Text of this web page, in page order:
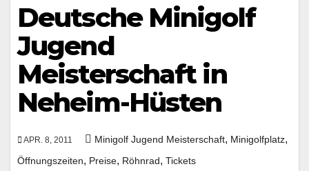
Deutsche Minigolf
Jugend
Meisterschaft in
Neheim-Hüsten
APR. 8, 2011 Minigolf Jugend Meisterschaft, Minigolfplatz,
Öffnungszeiten, Preise, Röhnrad, Tickets